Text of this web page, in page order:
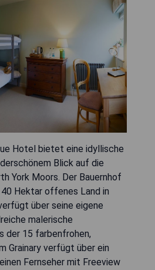
Hotel bietet eine idyllische
Blick auf die
York Moors. Der Bauernhof
Hektar offenes Land in
über seine eigene
malerische
der 15 farbenfrohen,
Grainary verfügt über ein
Fernseher mit Freeview